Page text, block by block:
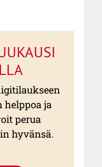
helppoa ja
perua
hyvänsä.